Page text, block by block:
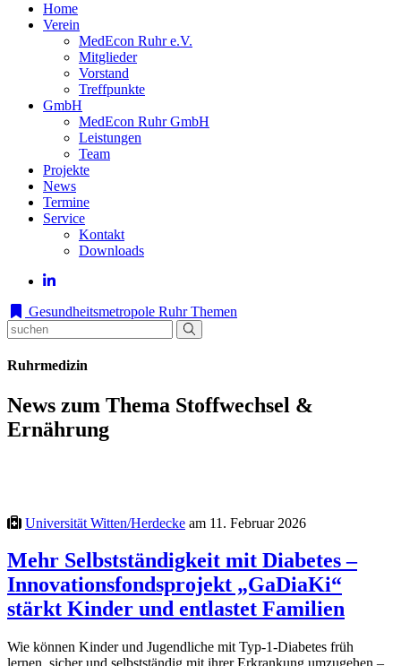
Home
Verein
MedEcon Ruhr e.V.
Mitglieder
Vorstand
Treffpunkte
GmbH
MedEcon Ruhr GmbH
Leistungen
Team
Projekte
News
Termine
Service
Kontakt
Downloads
Gesundheitsmetropole Ruhr Themen
Ruhrmedizin
News zum Thema Stoffwechsel &
Ernährung
Universität Witten/Herdecke am 11. Februar 2026
Mehr Selbstständigkeit mit Diabetes –
Innovationsfondsprojekt „GaDiaKi“
stärkt Kinder und entlastet Familien
Wie können Kinder und Jugendliche mit Typ-1-Diabetes früh